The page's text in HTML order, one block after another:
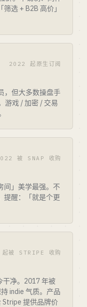
选 + B2B 高价」
2022 起原生订阅
，但大多数操盘手
游戏 / 加密 / 交易
被 SNAP 收购
间」美学最强。不
提醒：「就是个更
被 STRIPE 收购
净。2017 年被
indie 气质。产品
Stripe 提供品牌价